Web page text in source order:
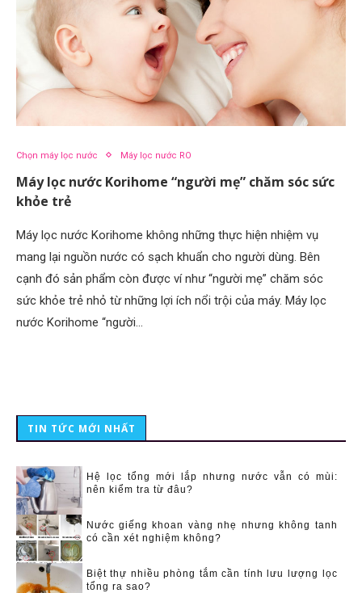
Chọn máy lọc nước Máy lọc nước RO
Máy lọc nước Korihome “người mẹ” chăm sóc sức
khỏe trẻ
Máy lọc nước Korihome không những thực hiện nhiệm vụ
mang lại nguồn nước có sạch khuẩn cho người dùng. Bên
cạnh đó sản phẩm còn được ví như “người mẹ” chăm sóc
sức khỏe trẻ nhỏ từ những lợi ích nổi trội của máy. Máy lọc
nước Korihome “người…
TIN TỨC MỚI NHẤT
Hệ lọc tổng mới lắp nhưng nước vẫn có mùi:
nên kiểm tra từ đâu?
Nước giếng khoan vàng nhẹ nhưng không tanh
có cần xét nghiệm không?
Biệt thự nhiều phòng tắm cần tính lưu lượng lọc
tổng ra sao?